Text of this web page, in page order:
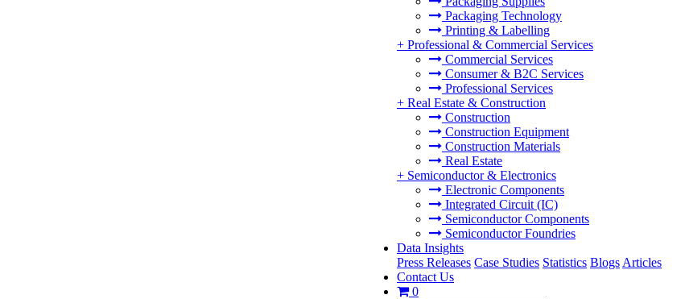
Packaging Technology
Printing & Labelling
+ Professional & Commercial Services
Commercial Services
Consumer & B2C Services
Professional Services
+ Real Estate & Construction
Construction
Construction Equipment
Construction Materials
Real Estate
+ Semiconductor & Electronics
Electronic Components
Integrated Circuit (IC)
Semiconductor Components
Semiconductor Foundries
Data Insights
Press Releases Case Studies Statistics Blogs Articles
Contact Us
0